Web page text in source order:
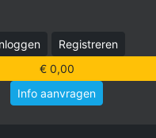
Registreren
€ 0,00
Info aanvragen